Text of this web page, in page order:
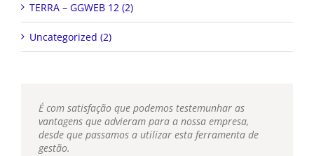
TERRA – GGWEB 12 (2)
Uncategorized (2)
É com satisfação que podemos testemunhar as
vantagens que advieram para a nossa empresa,
desde que passamos a utilizar esta ferramenta de
gestão.